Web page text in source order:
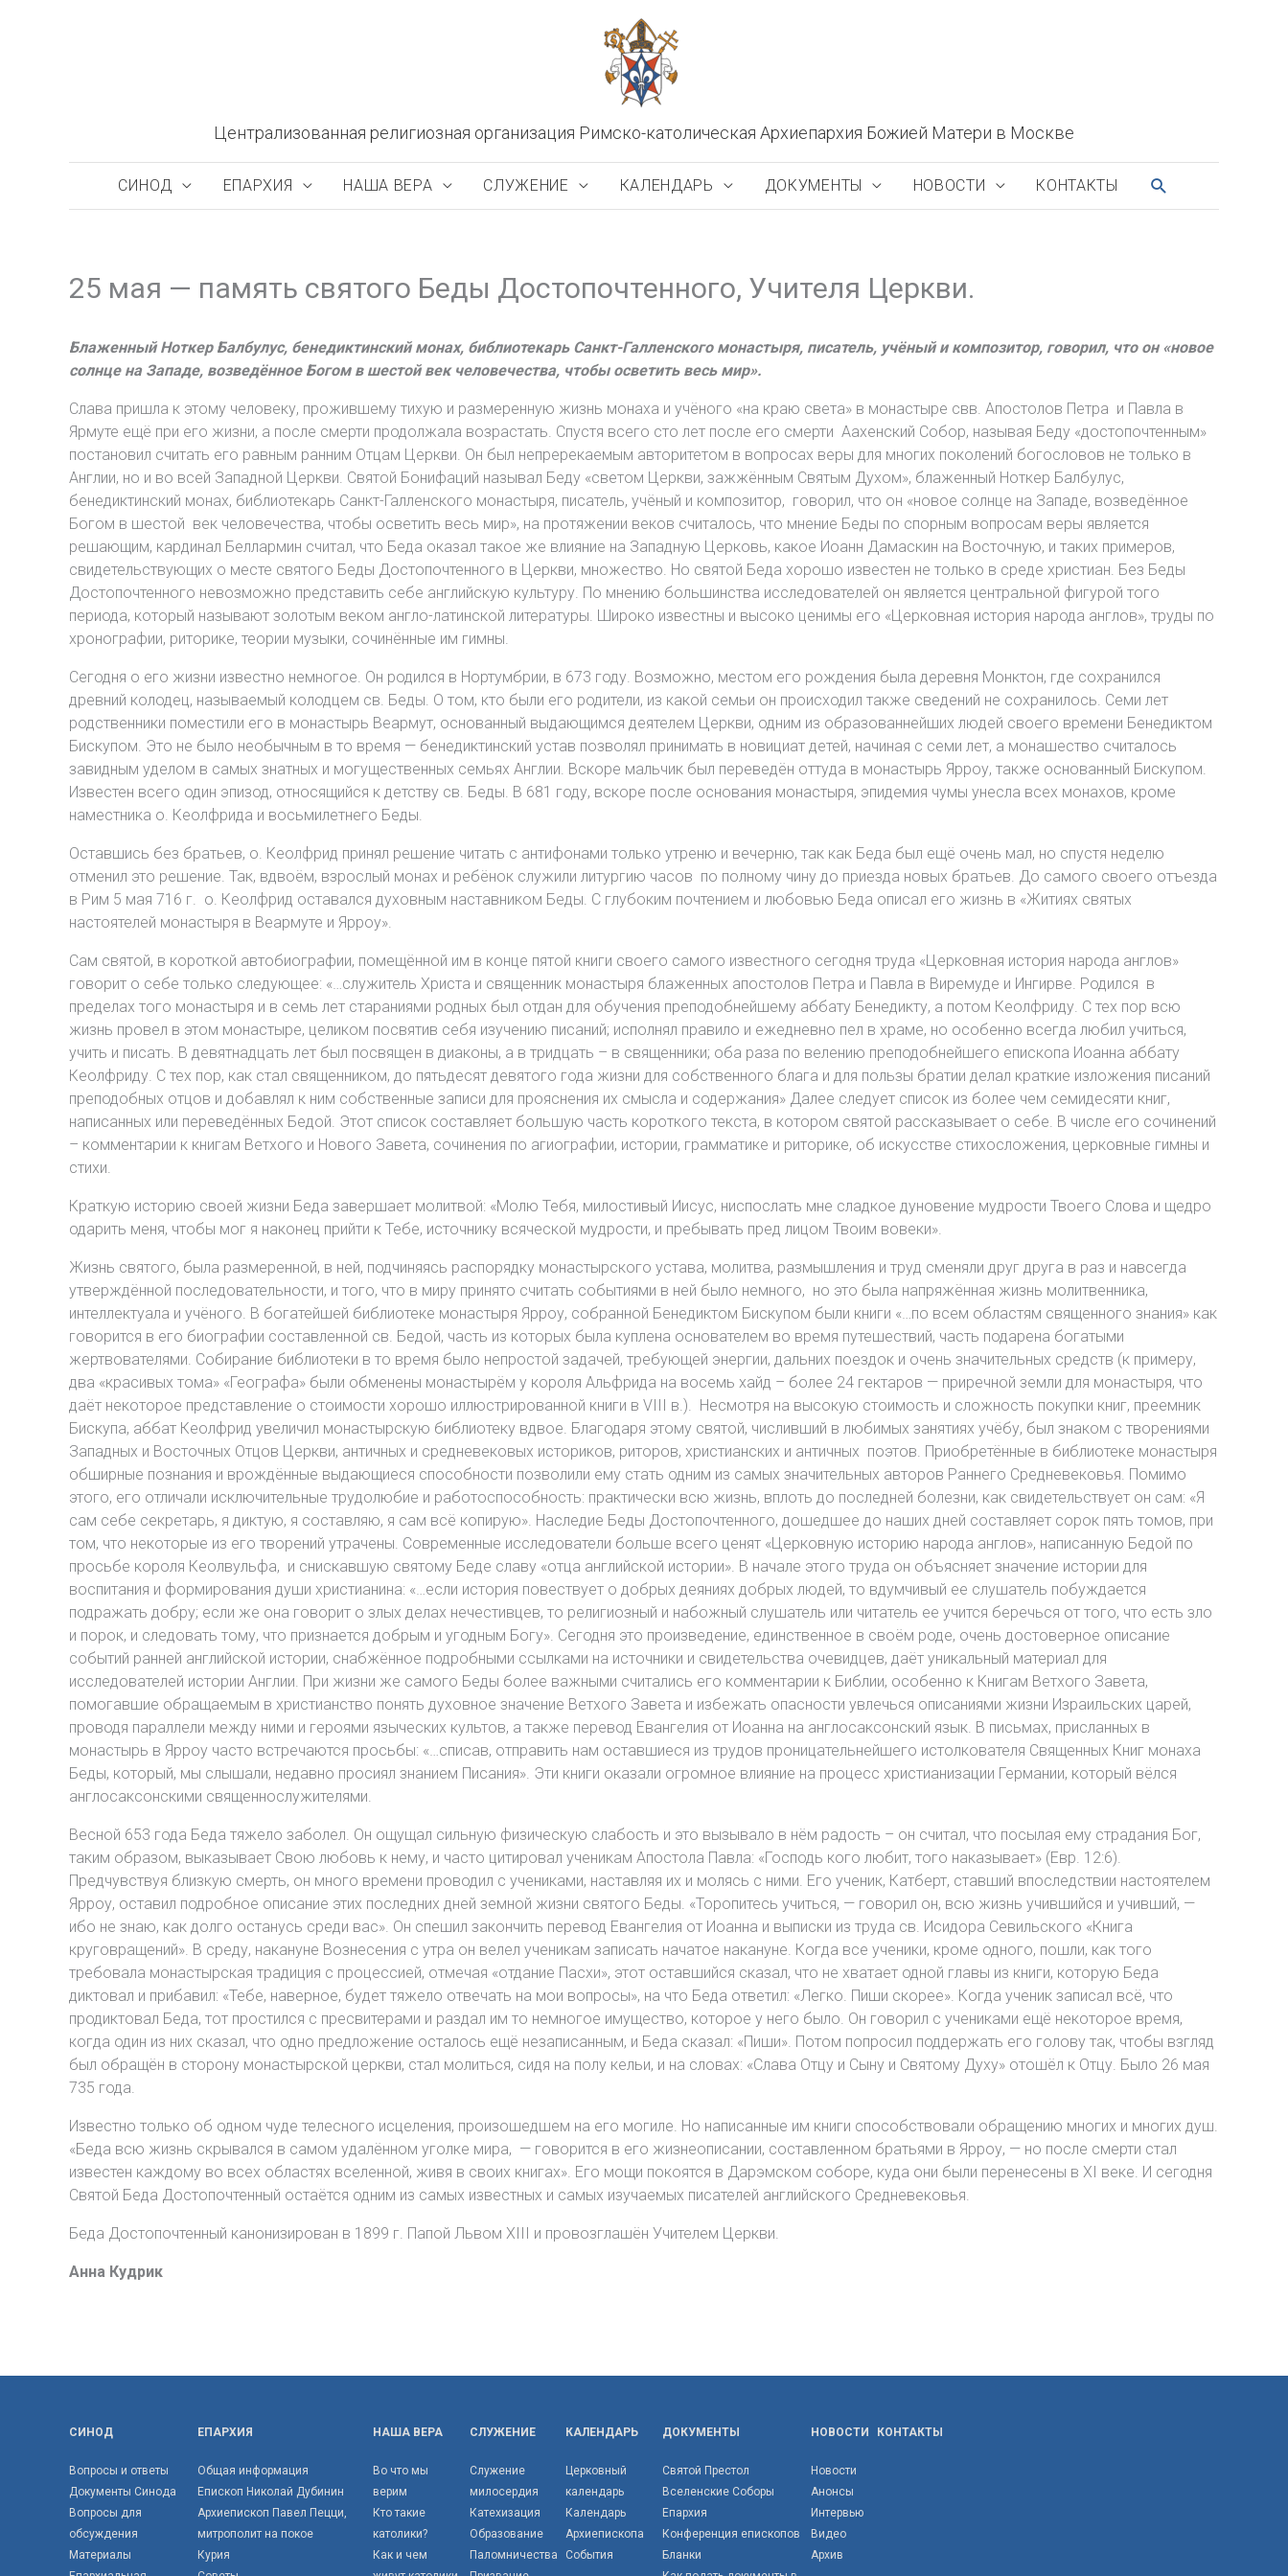
Централизованная религиозная организация Римско-католическая Архиепархия Божией Матери в Москве
СИНОД ЕПАРХИЯ НАША ВЕРА СЛУЖЕНИЕ КАЛЕНДАРЬ ДОКУМЕНТЫ НОВОСТИ КОНТАКТЫ ПОИСК
25 мая — память святого Беды Достопочтенного, Учителя Церкви.
Блаженный Ноткер Балбулус, бенедиктинский монах, библиотекарь Санкт-Галленского монастыря, писатель, учёный и композитор, говорил, что он «новое
солнце на Западе, возведённое Богом в шестой век человечества, чтобы осветить весь мир».
Слава пришла к этому человеку, прожившему тихую и размеренную жизнь монаха и учёного «на краю света» в монастыре свв. Апостолов Петра и Павла в
Ярмуте ещё при его жизни, а после смерти продолжала возрастать. Спустя всего сто лет после его смерти Аахенский Собор, называя Беду «достопочтенным»
постановил считать его равным ранним Отцам Церкви. Он был непререкаемым авторитетом в вопросах веры для многих поколений богословов не только в
Англии, но и во всей Западной Церкви. Святой Бонифаций называл Беду «светом Церкви, зажжённым Святым Духом», блаженный Ноткер Балбулус,
бенедиктинский монах, библиотекарь Санкт-Галленского монастыря, писатель, учёный и композитор, говорил, что он «новое солнце на Западе, возведённое
Богом в шестой век человечества, чтобы осветить весь мир», на протяжении веков считалось, что мнение Беды по спорным вопросам веры является
решающим, кардинал Беллармин считал, что Беда оказал такое же влияние на Западную Церковь, какое Иоанн Дамаскин на Восточную, и таких примеров,
свидетельствующих о месте святого Беды Достопочтенного в Церкви, множество. Но святой Беда хорошо известен не только в среде христиан. Без Беды
Достопочтенного невозможно представить себе английскую культуру. По мнению большинства исследователей он является центральной фигурой того
периода, который называют золотым веком англо-латинской литературы. Широко известны и высоко ценимы его «Церковная история народа англов», труды по
хронографии, риторике, теории музыки, сочинённые им гимны.
Сегодня о его жизни известно немногое. Он родился в Нортумбрии, в 673 году. Возможно, местом его рождения была деревня Монктон, где сохранился
древний колодец, называемый колодцем св. Беды. О том, кто были его родители, из какой семьи он происходил также сведений не сохранилось. Семи лет
родственники поместили его в монастырь Веармут, основанный выдающимся деятелем Церкви, одним из образованнейших людей своего времени Бенедиктом
Бискупом. Это не было необычным в то время — бенедиктинский устав позволял принимать в новициат детей, начиная с семи лет, а монашество считалось
завидным уделом в самых знатных и могущественных семьях Англии. Вскоре мальчик был переведён оттуда в монастырь Ярроу, также основанный Бискупом.
Известен всего один эпизод, относящийся к детству св. Беды. В 681 году, вскоре после основания монастыря, эпидемия чумы унесла всех монахов, кроме
наместника о. Кеолфрида и восьмилетнего Беды.
Оставшись без братьев, о. Кеолфрид принял решение читать с антифонами только утреню и вечерню, так как Беда был ещё очень мал, но спустя неделю
отменил это решение. Так, вдвоём, взрослый монах и ребёнок служили литургию часов по полному чину до приезда новых братьев. До самого своего отъезда
в Рим 5 мая 716 г. о. Кеолфрид оставался духовным наставником Беды. С глубоким почтением и любовью Беда описал его жизнь в «Житиях святых
настоятелей монастыря в Веармуте и Ярроу».
Сам святой, в короткой автобиографии, помещённой им в конце пятой книги своего самого известного сегодня труда «Церковная история народа англов»
говорит о себе только следующее: «…служитель Христа и священник монастыря блаженных апостолов Петра и Павла в Виремуде и Ингирве. Родился в
пределах того монастыря и в семь лет стараниями родных был отдан для обучения преподобнейшему аббату Бенедикту, а потом Кеолфриду. С тех пор всю
жизнь провел в этом монастыре, целиком посвятив себя изучению писаний; исполнял правило и ежедневно пел в храме, но особенно всегда любил учиться,
учить и писать. В девятнадцать лет был посвящен в диаконы, а в тридцать – в священники; оба раза по велению преподобнейшего епископа Иоанна аббату
Кеолфриду. С тех пор, как стал священником, до пятьдесят девятого года жизни для собственного блага и для пользы братии делал краткие изложения писаний
преподобных отцов и добавлял к ним собственные записи для прояснения их смысла и содержания» Далее следует список из более чем семидесяти книг,
написанных или переведённых Бедой. Этот список составляет большую часть короткого текста, в котором святой рассказывает о себе. В числе его сочинений
– комментарии к книгам Ветхого и Нового Завета, сочинения по агиографии, истории, грамматике и риторике, об искусстве стихосложения, церковные гимны и
стихи.
Краткую историю своей жизни Беда завершает молитвой: «Молю Тебя, милостивый Иисус, ниспослать мне сладкое дуновение мудрости Твоего Слова и щедро
одарить меня, чтобы мог я наконец прийти к Тебе, источнику всяческой мудрости, и пребывать пред лицом Твоим вовеки».
Жизнь святого, была размеренной, в ней, подчиняясь распорядку монастырского устава, молитва, размышления и труд сменяли друг друга в раз и навсегда
утверждённой последовательности, и того, что в миру принято считать событиями в ней было немного, но это была напряжённая жизнь молитвенника,
интеллектуала и учёного. В богатейшей библиотеке монастыря Ярроу, собранной Бенедиктом Бискупом были книги «…по всем областям священного знания» как
говорится в его биографии составленной св. Бедой, часть из которых была куплена основателем во время путешествий, часть подарена богатыми
жертвователями. Собирание библиотеки в то время было непростой задачей, требующей энергии, дальних поездок и очень значительных средств (к примеру,
два «красивых тома» «Географа» были обменены монастырём у короля Альфрида на восемь хайд – более 24 гектаров — приречной земли для монастыря, что
даёт некоторое представление о стоимости хорошо иллюстрированной книги в VIII в.). Несмотря на высокую стоимость и сложность покупки книг, преемник
Бискупа, аббат Кеолфрид увеличил монастырскую библиотеку вдвое. Благодаря этому святой, числивший в любимых занятиях учёбу, был знаком с творениями
Западных и Восточных Отцов Церкви, античных и средневековых историков, риторов, христианских и античных поэтов. Приобретённые в библиотеке монастыря
обширные познания и врождённые выдающиеся способности позволили ему стать одним из самых значительных авторов Раннего Средневековья. Помимо
этого, его отличали исключительные трудолюбие и работоспособность: практически всю жизнь, вплоть до последней болезни, как свидетельствует он сам: «Я
сам себе секретарь, я диктую, я составляю, я сам всё копирую». Наследие Беды Достопочтенного, дошедшее до наших дней составляет сорок пять томов, при
том, что некоторые из его творений утрачены. Современные исследователи больше всего ценят «Церковную историю народа англов», написанную Бедой по
просьбе короля Кеолвульфа, и снискавшую святому Беде славу «отца английской истории». В начале этого труда он объясняет значение истории для
воспитания и формирования души христианина: «…если история повествует о добрых деяниях добрых людей, то вдумчивый ее слушатель побуждается
подражать добру; если же она говорит о злых делах нечестивцев, то религиозный и набожный слушатель или читатель ее учится беречься от того, что есть зло
и порок, и следовать тому, что признается добрым и угодным Богу». Сегодня это произведение, единственное в своём роде, очень достоверное описание
событий ранней английской истории, снабжённое подробными ссылками на источники и свидетельства очевидцев, даёт уникальный материал для
исследователей истории Англии. При жизни же самого Беды более важными считались его комментарии к Библии, особенно к Книгам Ветхого Завета,
помогавшие обращаемым в христианство понять духовное значение Ветхого Завета и избежать опасности увлечься описаниями жизни Израильских царей,
проводя параллели между ними и героями языческих культов, а также перевод Евангелия от Иоанна на англосаксонский язык. В письмах, присланных в
монастырь в Ярроу часто встречаются просьбы: «…списав, отправить нам оставшиеся из трудов проницательнейшего истолкователя Священных Книг монаха
Беды, который, мы слышали, недавно просиял знанием Писания». Эти книги оказали огромное влияние на процесс христианизации Германии, который вёлся
англосаксонскими священнослужителями.
Весной 653 года Беда тяжело заболел. Он ощущал сильную физическую слабость и это вызывало в нём радость – он считал, что посылая ему страдания Бог,
таким образом, выказывает Свою любовь к нему, и часто цитировал ученикам Апостола Павла: «Господь кого любит, того наказывает» (Евр. 12:6).
Предчувствуя близкую смерть, он много времени проводил с учениками, наставляя их и молясь с ними. Его ученик, Катберт, ставший впоследствии настоятелем
Ярроу, оставил подробное описание этих последних дней земной жизни святого Беды. «Торопитесь учиться, — говорил он, всю жизнь учившийся и учивший, —
ибо не знаю, как долго останусь среди вас». Он спешил закончить перевод Евангелия от Иоанна и выписки из труда св. Исидора Севильского «Книга
круговращений». В среду, накануне Вознесения с утра он велел ученикам записать начатое накануне. Когда все ученики, кроме одного, пошли, как того
требовала монастырская традиция с процессией, отмечая «отдание Пасхи», этот оставшийся сказал, что не хватает одной главы из книги, которую Беда
диктовал и прибавил: «Тебе, наверное, будет тяжело отвечать на мои вопросы», на что Беда ответил: «Легко. Пиши скорее». Когда ученик записал всё, что
продиктовал Беда, тот простился с пресвитерами и раздал им то немногое имущество, которое у него было. Он говорил с учениками ещё некоторое время,
когда один из них сказал, что одно предложение осталось ещё незаписанным, и Беда сказал: «Пиши». Потом попросил поддержать его голову так, чтобы взгляд
был обращён в сторону монастырской церкви, стал молиться, сидя на полу кельи, и на словах: «Слава Отцу и Сыну и Святому Духу» отошёл к Отцу. Было 26 мая
735 года.
Известно только об одном чуде телесного исцеления, произошедшем на его могиле. Но написанные им книги способствовали обращению многих и многих душ.
«Беда всю жизнь скрывался в самом удалённом уголке мира, — говорится в его жизнеописании, составленном братьями в Ярроу, — но после смерти стал
известен каждому во всех областях вселенной, живя в своих книгах». Его мощи покоятся в Дарэмском соборе, куда они были перенесены в XI веке. И сегодня
Святой Беда Достопочтенный остаётся одним из самых известных и самых изучаемых писателей английского Средневековья.
Беда Достопочтенный канонизирован в 1899 г. Папой Львом XIII и провозглашён Учителем Церкви.
Анна Кудрик
СИНОД
Вопросы и ответы
Документы Синода
Вопросы для
обсуждения
Материалы
ЕПАРХИЯ
Общая информация
Епископ Николай Дубинин
Архиепископ Павел Пецци,
митрополит на покое
Курия
НАША ВЕРА
Во что мы
верим
Кто такие
католики?
Как и чем
СЛУЖЕНИЕ
Служение
милосердия
Катехизация
Образование
Паломничества
КАЛЕНДАРЬ
Церковный
календарь
Календарь
Архиепископа
События
ДОКУМЕНТЫ
Святой Престол
Вселенские Соборы
Епархия
Конференция епископов
Бланки
НОВОСТИ
Новости
Анонсы
Интервью
Видео
Архив
КОНТАКТЫ